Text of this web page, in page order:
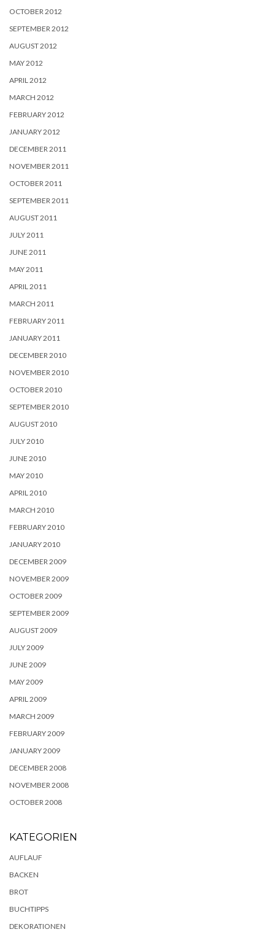
OCTOBER 2012
SEPTEMBER 2012
AUGUST 2012
MAY 2012
APRIL 2012
MARCH 2012
FEBRUARY 2012
JANUARY 2012
DECEMBER 2011
NOVEMBER 2011
OCTOBER 2011
SEPTEMBER 2011
AUGUST 2011
JULY 2011
JUNE 2011
MAY 2011
APRIL 2011
MARCH 2011
FEBRUARY 2011
JANUARY 2011
DECEMBER 2010
NOVEMBER 2010
OCTOBER 2010
SEPTEMBER 2010
AUGUST 2010
JULY 2010
JUNE 2010
MAY 2010
APRIL 2010
MARCH 2010
FEBRUARY 2010
JANUARY 2010
DECEMBER 2009
NOVEMBER 2009
OCTOBER 2009
SEPTEMBER 2009
AUGUST 2009
JULY 2009
JUNE 2009
MAY 2009
APRIL 2009
MARCH 2009
FEBRUARY 2009
JANUARY 2009
DECEMBER 2008
NOVEMBER 2008
OCTOBER 2008
KATEGORIEN
AUFLAUF
BACKEN
BROT
BUCHTIPPS
DEKORATIONEN